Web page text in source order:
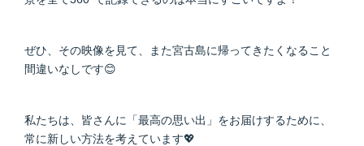
ぜひ、その映像を見て、また宮古島に帰ってきたくなること
間違いなしです😊
私たちは、皆さんに「最高の思い出」をお届けするために、
常に新しい方法を考えています💖